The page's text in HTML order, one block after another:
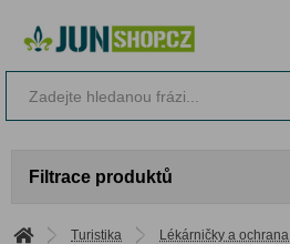
Filtrace produktů
Turistika Lékárničky a ochrana